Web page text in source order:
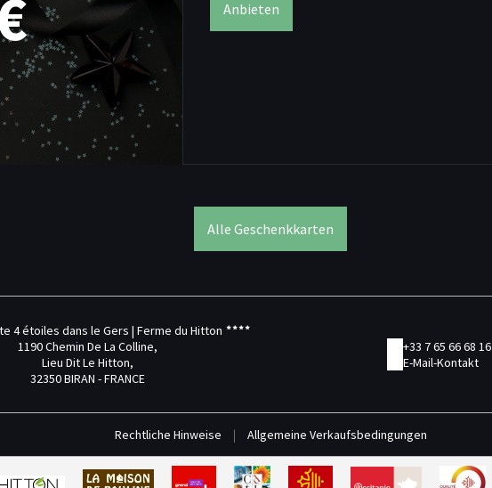
Anbieten
Alle Geschenkkarten
4 étoiles dans le Gers | Ferme du Hitton
1190 Chemin De La Colline,
Lieu Dit Le Hitton,
32350 BIRAN - FRANCE
+33 7 65 66 68 16
E-Mail-Kontakt
Rechtliche Hinweise | Allgemeine Verkaufsbedingungen